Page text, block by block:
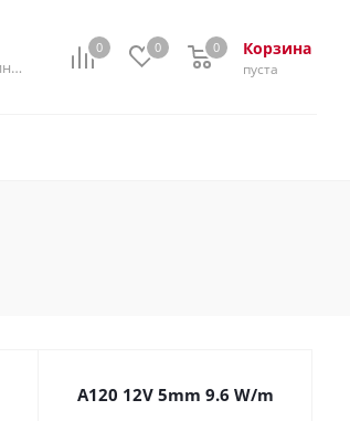
0 0 Корзина
0
пуста
0
Мой кабинет
A120 12V 5mm 9.6 W/m